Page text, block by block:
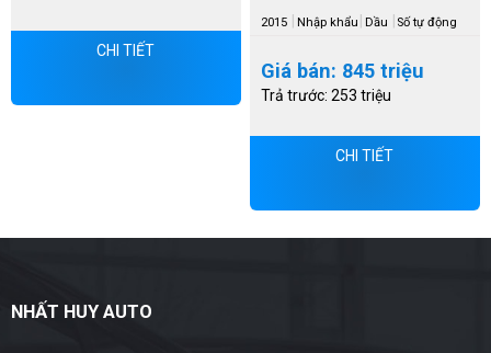
CHI TIẾT
2015 Nhập khẩu Dầu Số tự động
Giá bán: 845 triệu
Trả trước: 253 triệu
CHI TIẾT
NHẤT HUY AUTO